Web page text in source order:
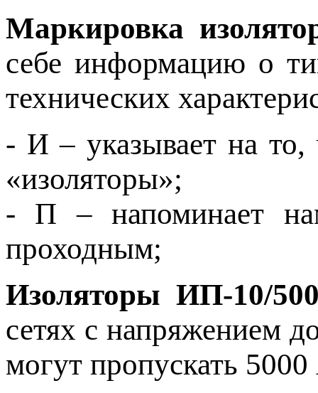
Маркировка
себе информацию о
технических
- И – указывает на то,
«изоляторы»;
- П – напоминает
проходным;
Изоляторы ИП-10/
сетях с напряжением
могут пропускать